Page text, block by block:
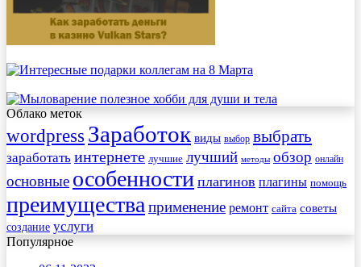
Облако меток
wordpress Заработок виды выбор выбрать
заработать интернете лучшие лучший методы обзор онлайн
основные особенности плагинов плагины помощь
преимущества применение ремонт сайта советы
создание услуги
Популярное